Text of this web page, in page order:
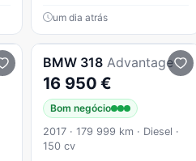
um dia atrás
BMW 318 Advantage
16 950 €
Bom negócio
2017 · 179 999 km · Diesel ·
150 cv